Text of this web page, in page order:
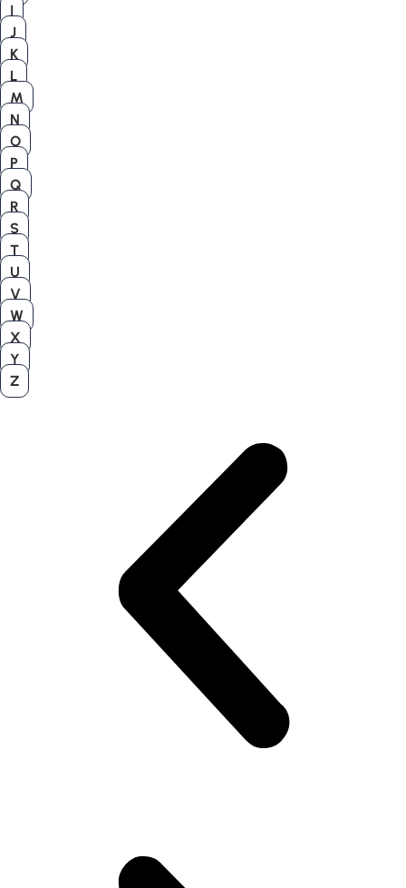
I
J
K
L
M
N
O
P
Q
R
S
T
U
V
W
X
Y
Z